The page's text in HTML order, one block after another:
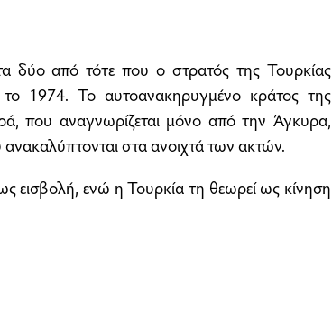
δύο από τότε που ο στρατός της Τουρκίας
το 1974. Το αυτοανακηρυγμένο κράτος της
που αναγνωρίζεται μόνο από την Άγκυρα,
ανακαλύπτονται στα ανοιχτά των ακτών.
εισβολή, ενώ η Τουρκία τη θεωρεί ως κίνηση